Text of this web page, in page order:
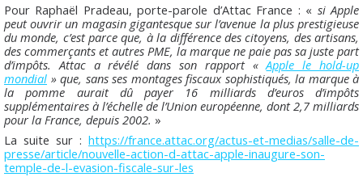
Pour Raphaël Pradeau, porte-parole d’Attac France : « si Apple
peut ouvrir un magasin gigantesque sur l’avenue la plus prestigieuse
du monde, c’est parce que, à la différence des citoyens, des artisans,
des commerçants et autres PME, la marque ne paie pas sa juste part
d’impôts. Attac a révélé dans son rapport «Apple le hold-up
mondial » que, sans ses montages fiscaux sophistiqués, la marque à
la pomme aurait dû payer 16 milliards d’euros d’impôts
supplémentaires à l’échelle de l’Union européenne, dont 2,7 milliards
pour la France, depuis 2002. »
La suite sur : https://france.attac.org/actus-et-medias/salle-de-
presse/article/nouvelle-action-d-attac-apple-inaugure-son-
temple-de-l-evasion-fiscale-sur-les